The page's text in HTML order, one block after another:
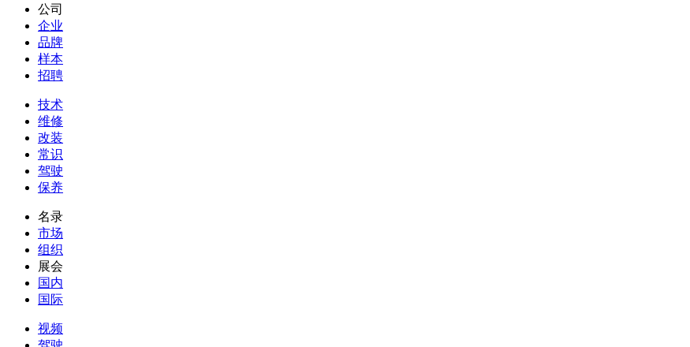
公司
企业
品牌
样本
招聘
技术
维修
改装
常识
驾驶
保养
名录
市场
组织
展会
国内
国际
视频